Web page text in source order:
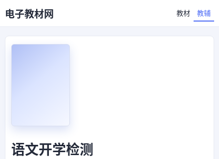
电子教材网 教材 教辅
语文开学检测